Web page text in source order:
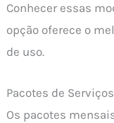
Conhecer essas
opção oferece o
de uso.
Pacotes de
Os pacotes